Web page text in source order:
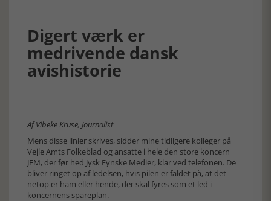
Digert værk er
medrivende dansk
avishistorie
Af Vibeke Kruse, Journalist
Mens disse linier skrives, sidder mine tidligere kolleger på
Vejle Amts Folkeblad og ansatte i hele den store koncern
JFM, der før hed Jysk Fynske Medier, klar ved telefonen. De
bliver ringet op af ledelsen, hvis pilen er faldet på, at det
netop er ham eller hende, der skal fyres som et led i
koncernens spareplan.